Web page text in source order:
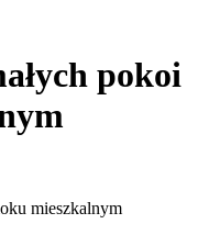
pokoi